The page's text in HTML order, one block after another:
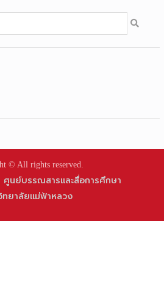
© All rights reserved.
ศูนย์บรรณสารและสื่อการศึกษา
ทยาลัยแม่ฟ้าหลวง